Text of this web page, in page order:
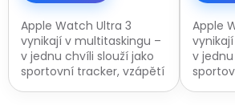
Apple Watch Ultra 3
vynikají v multitaskingu –
v jednu chvíli slouží jako
sportovní tracker, vzápětí
Apple
v